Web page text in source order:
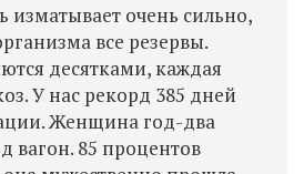
изматывает очень сильно,
все резервы.
десятками, каждая
У нас рекорд 385 дней
Женщина год-два
вагон. 85 процентов